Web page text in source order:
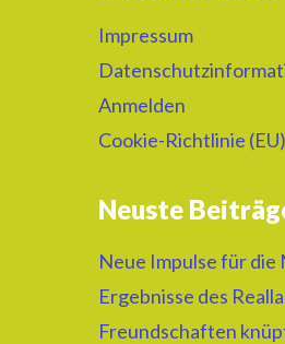
Impressum
Anmelden
Cookie-Richtlinie (EU)
Neuste
Neue Impulse für
Ergebnisse des
Freundschaften